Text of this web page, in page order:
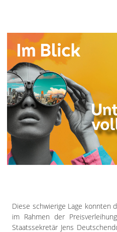
Diese schwierige Lage konnten
im Rahmen der
Staatssekretär Jens